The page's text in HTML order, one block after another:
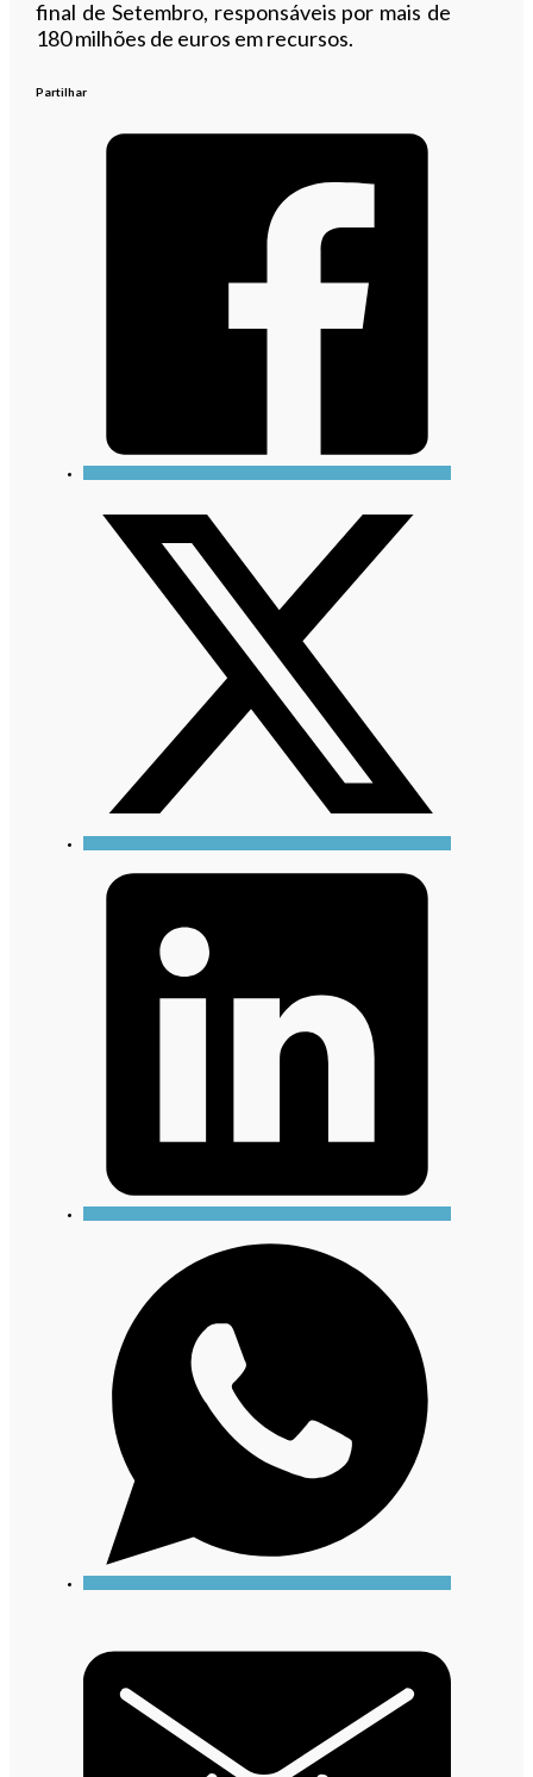
final de Setembro, responsáveis por mais de
180 milhões de euros em recursos.
Partilhar